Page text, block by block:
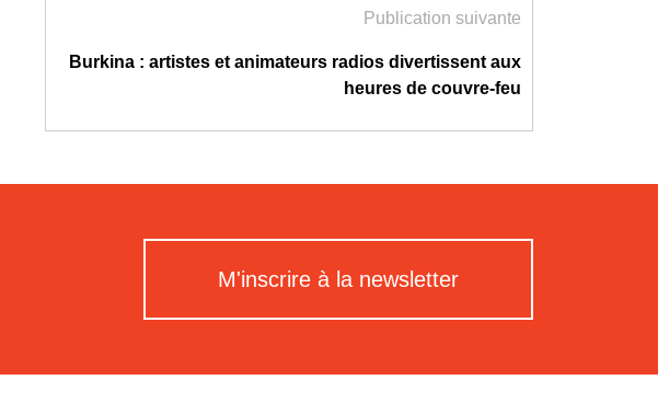
Publication suivante
Burkina : artistes et animateurs radios divertissent aux
heures de couvre-feu
M'inscrire à la newsletter